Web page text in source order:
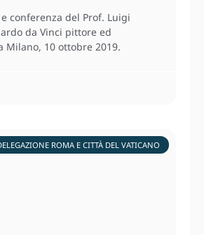
conferenza del Prof. Luigi
da Vinci pittore ed
Milano, 10 ottobre 2019.
ROMA E CITTÀ DEL VATICANO